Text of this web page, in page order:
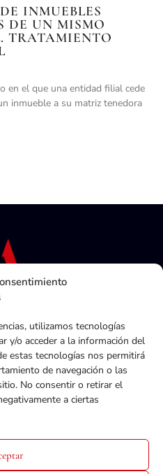
utilizamos tecnologías
y/o acceder a la información del
estas tecnologías nos permitirá
de navegación o las
No consentir o retirar el
a ciertas
INMUEBLES
DE UN MISMO
TRATAMIENTO
en el que una entidad filial cede
inmueble a su matriz tenedora
privacidad
condiciones
cookies